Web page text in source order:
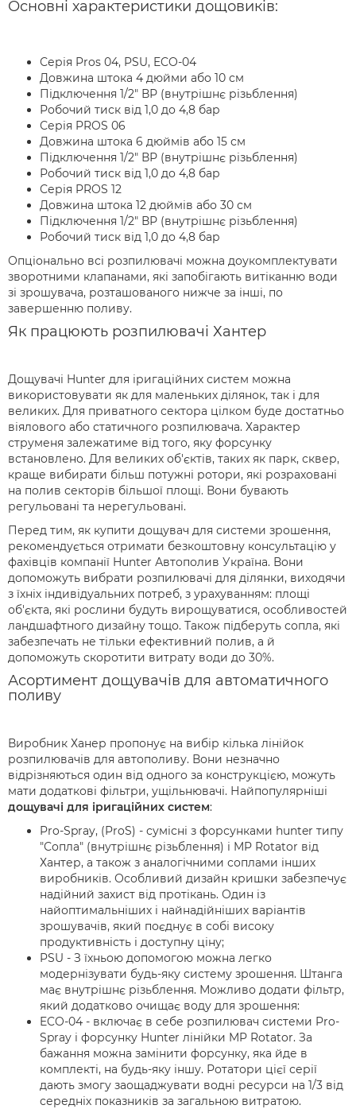
Основні характеристики дощовиків:
Серія Pros 04, PSU, ECO-04
Довжина штока 4 дюйми або 10 см
Підключення 1/2" ВР (внутрішнє різьблення)
Робочий тиск від 1,0 до 4,8 бар
Серія PROS 06
Довжина штока 6 дюймів або 15 см
Підключення 1/2" ВР (внутрішнє різьблення)
Робочий тиск від 1,0 до 4,8 бар
Серія PROS 12
Довжина штока 12 дюймів або 30 см
Підключення 1/2" ВР (внутрішнє різьблення)
Робочий тиск від 1,0 до 4,8 бар
Опціонально всі розпилювачі можна доукомплектувати
зворотними клапанами, які запобігають витіканню води
зі зрошувача, розташованого нижче за інші, по
завершенню поливу.
Як працюють розпилювачі Хантер
Дощувачі Hunter для іригаційних систем можна
використовувати як для маленьких ділянок, так і для
великих. Для приватного сектора цілком буде достатньо
віялового або статичного розпилювача. Характер
струменя залежатиме від того, яку форсунку
встановлено. Для великих об'єктів, таких як парк, сквер,
краще вибирати більш потужні ротори, які розраховані
на полив секторів більшої площі. Вони бувають
регульовані та нерегульовані.
Перед тим, як купити дощувач для системи зрошення,
рекомендується отримати безкоштовну консультацію у
фахівців компанії Hunter Автополив Україна. Вони
допоможуть вибрати розпилювачі для ділянки, виходячи
з їхніх індивідуальних потреб, з урахуванням: площі
об'єкта, які рослини будуть вирощуватися, особливостей
ландшафтного дизайну тощо. Також підберуть сопла, які
забезпечать не тільки ефективний полив, а й
допоможуть скоротити витрату води до 30%.
Асортимент дощувачів для автоматичного
поливу
Виробник Ханер пропонує на вибір кілька лінійок
розпилювачів для автополиву. Вони незначно
відрізняються один від одного за конструкцією, можуть
мати додаткові фільтри, ущільнювачі. Найпопулярніші
дощувачі для іригаційних систем:
Pro-Spray, (ProS) - сумісні з форсунками hunter типу
"Сопла" (внутрішнє різьблення) і MP Rotator від
Хантер, а також з аналогічними соплами інших
виробників. Особливий дизайн кришки забезпечує
надійний захист від протікань. Один із
найоптимальніших і найнадійніших варіантів
зрошувачів, який поєднує в собі високу
продуктивність і доступну ціну;
PSU - З їхньою допомогою можна легко
модернізувати будь-яку систему зрошення. Штанга
має внутрішнє різьблення. Можливо додати фільтр,
який додатково очищає воду для зрошення:
ECO-04 - включає в себе розпилювач системи Pro-
Spray і форсунку Hunter лінійки MP Rotator. За
бажання можна замінити форсунку, яка йде в
комплекті, на будь-яку іншу. Ротатори цієї серії
дають змогу заощаджувати водні ресурси на 1/3 від
середніх показників за загальною витратою.